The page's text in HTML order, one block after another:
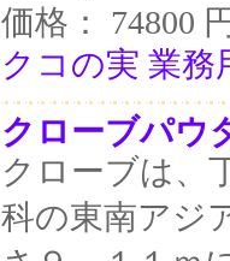
価格： 74800
クコの実 業務
クローブパウ
クローブは、
科の東南アジ